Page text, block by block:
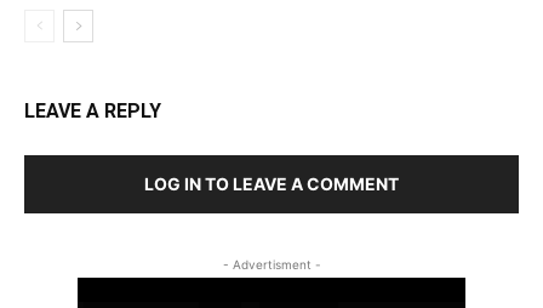
LEAVE A REPLY
LOG IN TO LEAVE A COMMENT
- Advertisment -